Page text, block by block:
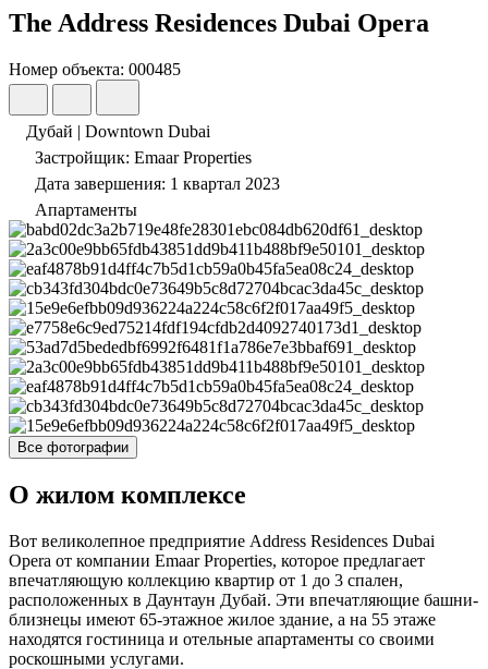
The Address Residences Dubai Opera
Номер объекта: 000485
Дубай | Downtown Dubai
Застройщик: Emaar Properties
Дата завершения: 1 квартал 2023
Апартаменты
Все фотографии
О жилом комплексе
Вот великолепное предприятие Address Residences Dubai
Opera от компании Emaar Properties, которое предлагает
впечатляющую коллекцию квартир от 1 до 3 спален,
расположенных в Даунтаун Дубай. Эти впечатляющие башни-
близнецы имеют 65-этажное жилое здание, а на 55 этаже
находятся гостиница и отельные апартаменты со своими
роскошными услугами.